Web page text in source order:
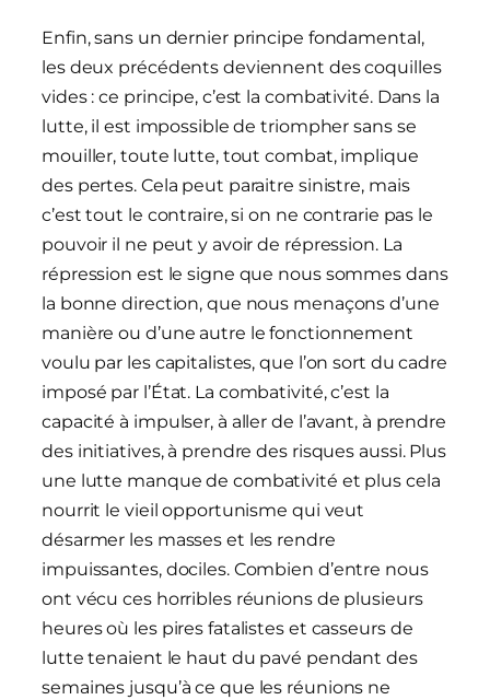
Enfin, sans un dernier principe fondamental,
les deux précédents deviennent des coquilles
vides : ce principe, c’est la combativité. Dans la
lutte, il est impossible de triompher sans se
mouiller, toute lutte, tout combat, implique
des pertes. Cela peut paraitre sinistre, mais
c’est tout le contraire, si on ne contrarie pas le
pouvoir il ne peut y avoir de répression. La
répression est le signe que nous sommes dans
la bonne direction, que nous menaçons d’une
manière ou d’une autre le fonctionnement
voulu par les capitalistes, que l’on sort du cadre
imposé par l’État. La combativité, c’est la
capacité à impulser, à aller de l’avant, à prendre
des initiatives, à prendre des risques aussi. Plus
une lutte manque de combativité et plus cela
nourrit le vieil opportunisme qui veut
désarmer les masses et les rendre
impuissantes, dociles. Combien d’entre nous
ont vécu ces horribles réunions de plusieurs
heures où les pires fatalistes et casseurs de
lutte tenaient le haut du pavé pendant des
semaines jusqu’à ce que les réunions ne